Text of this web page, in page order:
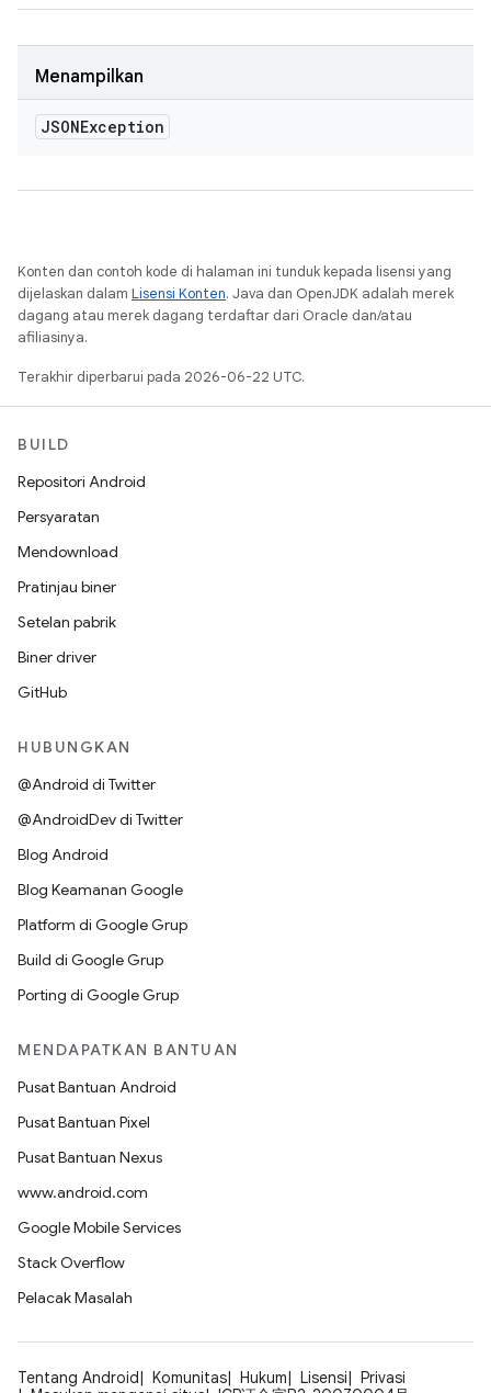
Menampilkan
JSONException
Konten dan contoh kode di halaman ini tunduk kepada lisensi yang
dijelaskan dalam Lisensi Konten. Java dan OpenJDK adalah merek
dagang atau merek dagang terdaftar dari Oracle dan/atau
afiliasinya.
Terakhir diperbarui pada 2026-06-22 UTC.
BUILD
Repositori Android
Persyaratan
Mendownload
Pratinjau biner
Setelan pabrik
Biner driver
GitHub
HUBUNGKAN
@Android di Twitter
@AndroidDev di Twitter
Blog Android
Blog Keamanan Google
Platform di Google Grup
Build di Google Grup
Porting di Google Grup
MENDAPATKAN BANTUAN
Pusat Bantuan Android
Pusat Bantuan Pixel
Pusat Bantuan Nexus
www.android.com
Google Mobile Services
Stack Overflow
Pelacak Masalah
Tentang Android Komunitas Hukum Lisensi
Privasi